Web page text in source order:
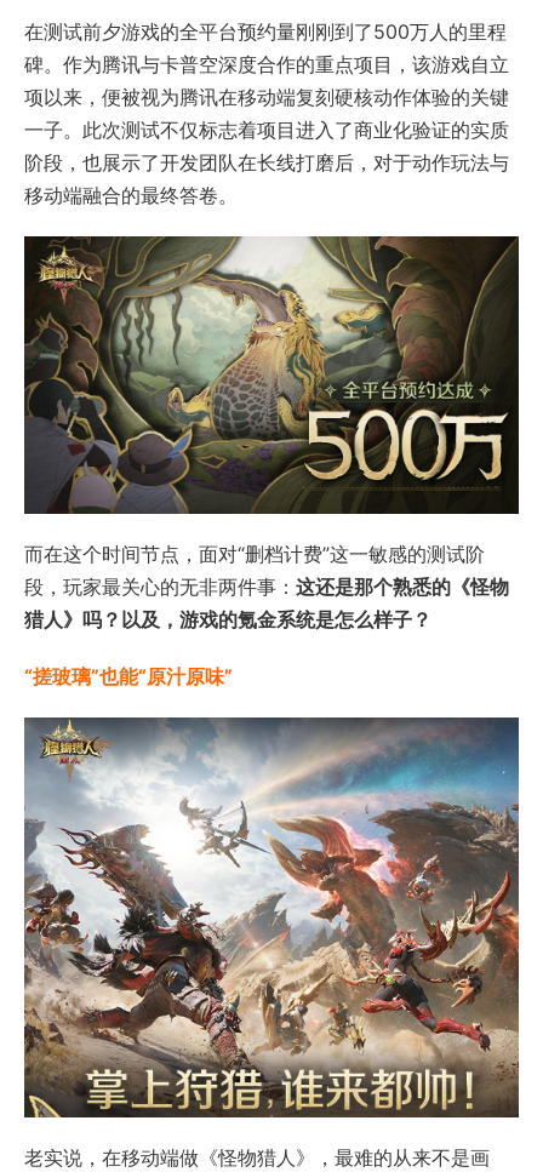
在测试前夕游戏的全平台预约量刚刚到了500万人的里程
碑。作为腾讯与卡普空深度合作的重点项目，该游戏自立
项以来，便被视为腾讯在移动端复刻硬核动作体验的关键
一子。此次测试不仅标志着项目进入了商业化验证的实质
阶段，也展示了开发团队在长线打磨后，对于动作玩法与
移动端融合的最终答卷。
而在这个时间节点，面对“删档计费”这一敏感的测试阶
段，玩家最关心的无非两件事： 这还是那个熟悉的《怪物
猎人》吗？以及，游戏的氪金系统是怎么样子？
“搓玻璃”也能“原汁原味”
老实说，在移动端做《怪物猎人》，最难的从来不是画